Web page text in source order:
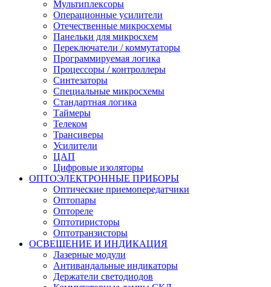
Мультиплексоры
Операционные усилители
Отечественные микросхемы
Панельки для микросхем
Переключатели / коммутаторы
Программируемая логика
Процессоры / контроллеры
Синтезаторы
Специальные микросхемы
Стандартная логика
Таймеры
Телеком
Трансиверы
Усилители
ЦАП
Цифровые изоляторы
ОПТОЭЛЕКТРОННЫЕ ПРИБОРЫ
Оптические приемопередатчики
Оптопары
Оптореле
Оптотиристоры
Оптотранзисторы
ОСВЕЩЕНИЕ И ИНДИКАЦИЯ
Лазерные модули
Антивандальные индикаторы
Держатели светодиодов